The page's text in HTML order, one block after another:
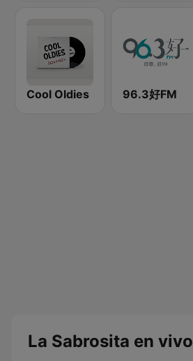
Cool Oldies 96.3好FM
La Sabrosita en vivo